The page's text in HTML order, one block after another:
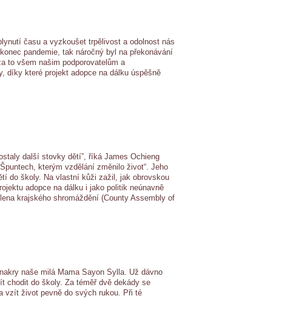
času a vyzkoušet trpělivost a odolnost nás
pandemie, tak náročný byl na překonávání
to všem našim podporovatelům a
díky které projekt adopce na dálku úspěšně
další stovky dětí”, říká James Ochieng
kterým vzdělání změnilo život“. Jeho
do školy. Na vlastní kůži zažil, jak obrovskou
adopce na dálku i jako politik neúnavně
krajského shromáždění (County Assembly of
naše milá Mama Sayon Sylla. Už dávno
chodit do školy. Za téměř dvě dekády se
vzít život pevně do svých rukou. Při té